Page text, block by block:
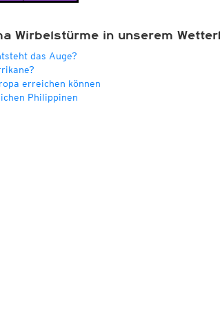
Wirbelstürme in unserem
das Auge?
erreichen können
Philippinen